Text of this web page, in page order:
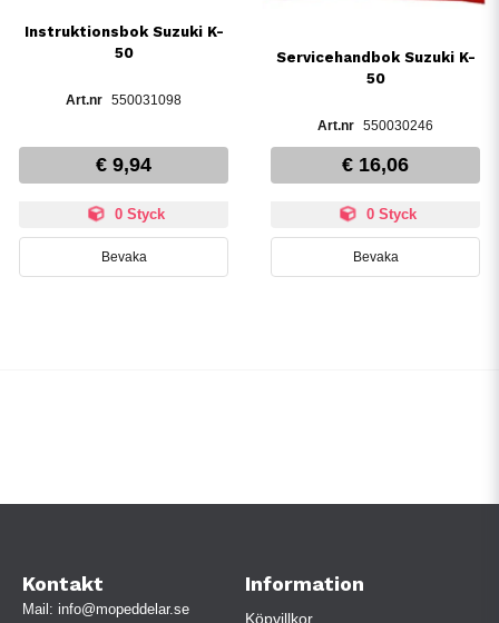
Instruktionsbok Suzuki K-
50
550031098
€ 9,94
0 Styck
Bevaka
Servicehandbok Suzuki K-
50
550030246
€ 16,06
0 Styck
Bevaka
Kontakt
Mail: info@mopeddelar.se
Information
Köpvillkor